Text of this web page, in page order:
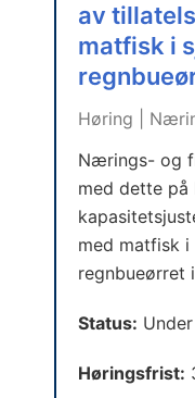
av
matfisk i
Høring |
Nærings- og
med dette
med matfisk
regnbueørret
Status:
Høringsfrist: